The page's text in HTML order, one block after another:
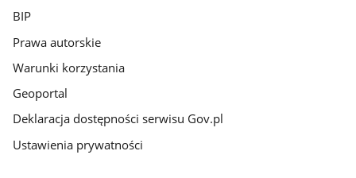
BIP
Prawa autorskie
Warunki korzystania
Geoportal
Deklaracja dostępności serwisu Gov.pl
Ustawienia prywatności